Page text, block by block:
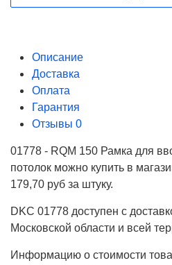
Описание
Доставка
Оплата
Гарантия
Отзывы 0
01778 - RQM 150 Рамка для
потолок можно купить в
179,70 руб за штуку.
DKC 01778 доступен с
Московской области и всей
Информацию о стоимости